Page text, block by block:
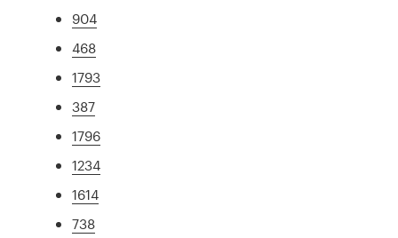
904
468
1793
387
1796
1234
1614
738